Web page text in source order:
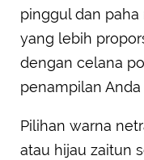
pinggul dan
yang lebih
dengan celana
penampilan
Pilihan warna
atau hijau zaitun